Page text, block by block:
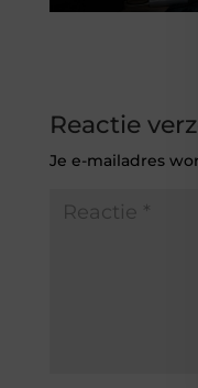
Reactie
Je e-mailadres